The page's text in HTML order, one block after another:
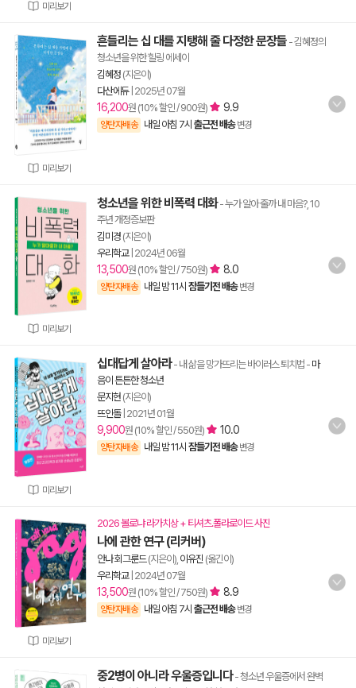
미리보기
미리보기
흔들리는 십 대를 지탱해 줄 다정한 문장들 - 김혜정의
청소년을 위한 힐링 에세이
김혜정 (지은이)
다산에듀| 2025년 07월
16,200원 (10% 할인 / 900원) 9.9
양탄자배송 내일 아침 7시 출근전 배송 변경
미리보기
청소년을 위한 비폭력 대화- 누가 알아 줄까 내 마음?, 10
주년 개정증보판
김미경 (지은이)
우리학교| 2024년 06월
13,500원 (10% 할인 / 750원) 8.0
양탄자배송 내일 밤 11시 잠들기전 배송 변경
미리보기
십대답게 살아라- 내 삶을 망가뜨리는 바이러스 퇴치법 - 마
음이 튼튼한 청소년
문지현 (지은이)
뜨인돌| 2021년 01월
9,900원 (10% 할인 / 550원) 10.0
양탄자배송 내일 밤 11시 잠들기전 배송 변경
미리보기
2026 볼로냐 라가치상 + 티셔츠.폴라로이드 사진
나에 관한 연구 (리커버)
안나 회그룬드(지은이), 이유진 (옮긴이)
우리학교| 2024년 07월
13,500원 (10% 할인 / 750원) 8.9
양탄자배송 내일 아침 7시 출근전 배송 변경
중2병이 아니라 우울증입니다- 청소년 우울증에서 완벽